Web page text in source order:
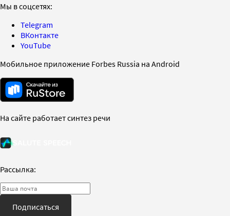
Мы в соцсетях:
Telegram
ВКонтакте
YouTube
Мобильное приложение Forbes Russia на Android
На сайте работает синтез речи
Рассылка:
Подписаться